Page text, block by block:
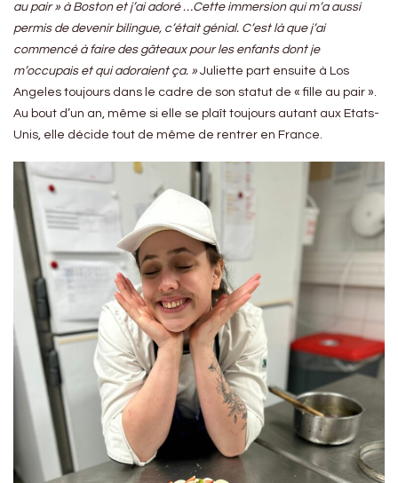
au pair » à Boston et j’ai adoré …Cette immersion qui m’a aussi
permis de devenir bilingue, c’était génial. C’est là que j’ai
commencé à faire des gâteaux pour les enfants dont je
m’occupais et qui adoraient ça. » Juliette part ensuite à Los
Angeles toujours dans le cadre de son statut de « fille au pair ».
Au bout d’un an, même si elle se plaît toujours autant aux Etats-
Unis, elle décide tout de même de rentrer en France.